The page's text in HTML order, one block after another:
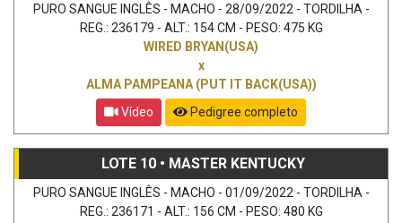
PURO SANGUE INGLÊS - MACHO - 28/09/2022 - TORDILHA -
REG.: 236179 - ALT.: 154 CM - PESO: 475 KG
WIRED BRYAN(USA)
x
ALMA PAMPEANA (PUT IT BACK(USA))
Vídeo
Pedigree completo
LOTE 10 • MASTER KENTUCKY
PURO SANGUE INGLÊS - MACHO - 01/09/2022 - TORDILHA -
REG.: 236171 - ALT.: 156 CM - PESO: 480 KG